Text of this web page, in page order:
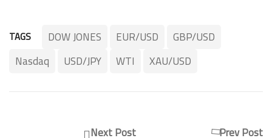
TAGS DOW JONES EUR/USD
GBP/USD
Nasdaq
USD/JPY WTI XAU/USD
Prev Post
Next Post